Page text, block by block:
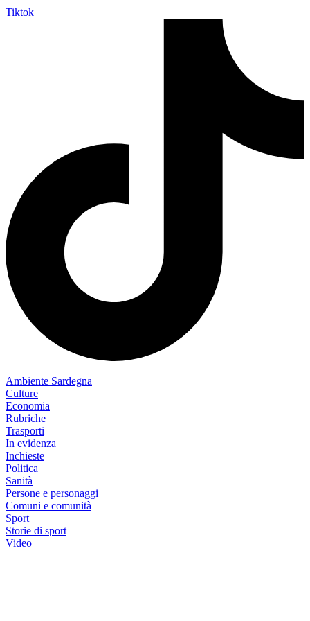
Tiktok
Ambiente Sardegna
Culture
Economia
Rubriche
Trasporti
In evidenza
Inchieste
Politica
Sanità
Persone e personaggi
Comuni e comunità
Sport
Storie di sport
Video